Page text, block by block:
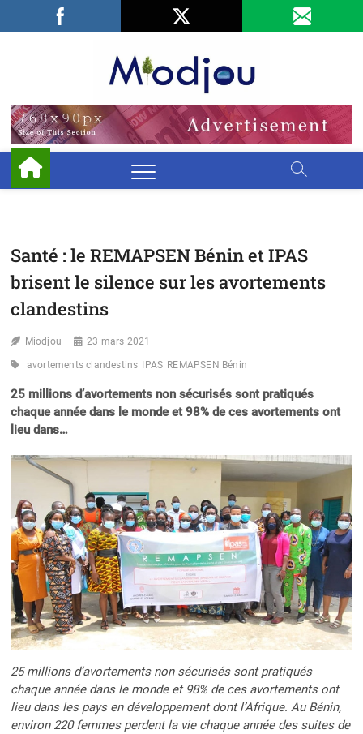
Facebook
LinkedIn
Santé : le REMAPSEN Bénin et IPAS
brisent le silence sur les avortements
clandestins
Miodjou 23 mars 2021
avortements clandestins IPAS REMAPSEN Bénin
25 millions d’avortements non sécurisés sont pratiqués
chaque année dans le monde et 98% de ces avortements ont
lieu dans…
25 millions d’avortements non sécurisés sont pratiqués
chaque année dans le monde et 98% de ces avortements ont
lieu dans les pays en développement dont l’Afrique. Au Bénin,
environ 220 femmes perdent la vie chaque année des suites de